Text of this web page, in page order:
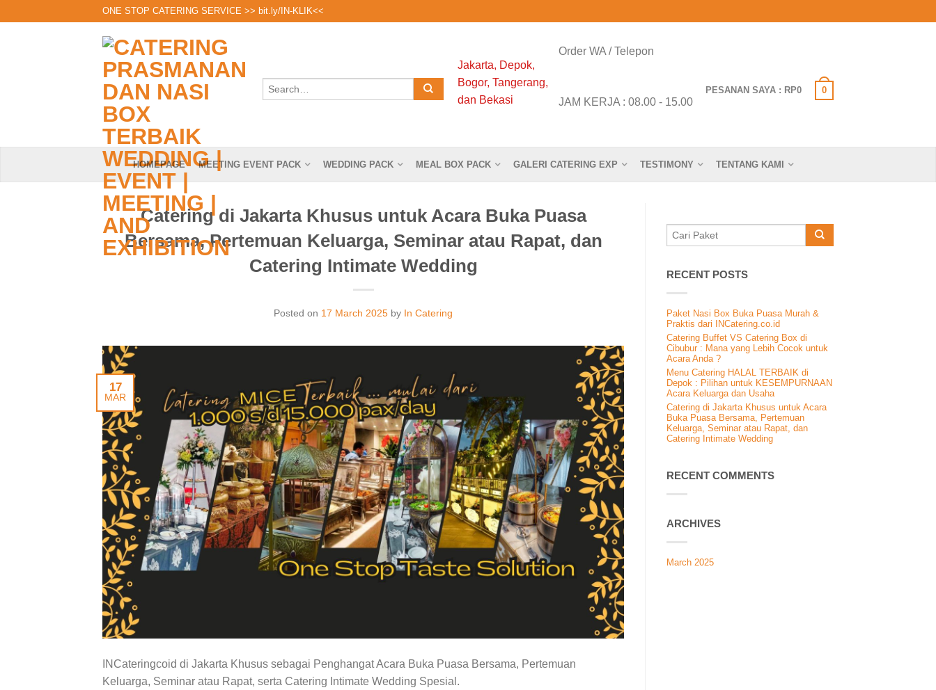
ONE STOP CATERING SERVICE >> bit.ly/IN-KLIK<<
Order WA / Telepon
JAM KERJA : 08.00 - 15.00
Jakarta, Depok,
Bogor, Tangerang,
dan Bekasi
PESANAN SAYA : RP0 0
HOMEPAGE MEETING EVENT PACK WEDDING PACK MEAL BOX PACK GALERI CATERING EXP TESTIMONY TENTANG KAMI
Catering di Jakarta Khusus untuk Acara Buka Puasa
Bersama, Pertemuan Keluarga, Seminar atau Rapat, dan
Catering Intimate Wedding
Posted on 17 March 2025 by In Catering
17
MAR
INCateringcoid di Jakarta Khusus sebagai Penghangat Acara Buka Puasa Bersama, Pertemuan
Keluarga, Seminar atau Rapat, serta Catering Intimate Wedding Spesial.
RECENT POSTS
Paket Nasi Box Buka Puasa Murah &
Praktis dari INCatering.co.id
Catering Buffet VS Catering Box di
Cibubur : Mana yang Lebih Cocok untuk
Acara Anda ?
Menu Catering HALAL TERBAIK di
Depok : Pilihan untuk KESEMPURNAAN
Acara Keluarga dan Usaha
Catering di Jakarta Khusus untuk Acara
Buka Puasa Bersama, Pertemuan
Keluarga, Seminar atau Rapat, dan
Catering Intimate Wedding
RECENT COMMENTS
ARCHIVES
March 2025